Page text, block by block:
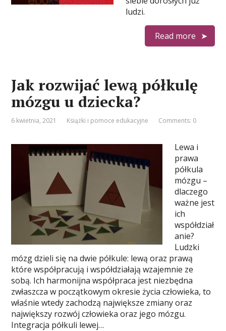
ludzi.
Read more
Jak rozwijać lewą półkulę
mózgu u dziecka?
6 kwietnia, 2021 Książki i pomoce edukacyjne Comments: 0
Lewa i
prawa
półkula
mózgu –
dlaczego
ważne jest
ich
współdział
anie?
Ludzki
mózg dzieli się na dwie półkule: lewą oraz prawą
które współpracują i współdziałają wzajemnie ze
sobą. Ich harmonijna współpraca jest niezbędna
zwłaszcza w początkowym okresie życia człowieka, to
właśnie wtedy zachodzą największe zmiany oraz
największy rozwój człowieka oraz jego mózgu.
Integracja półkuli lewej…